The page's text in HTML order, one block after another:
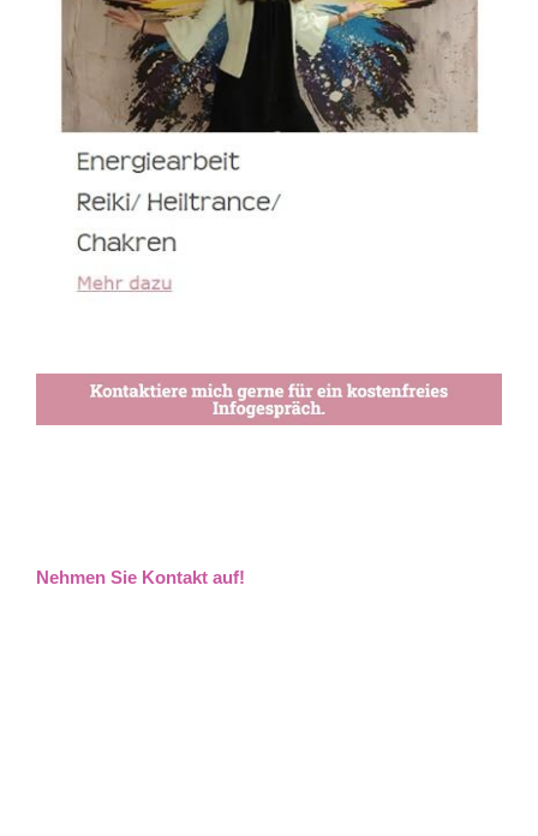
Nehmen Sie Kontakt auf!